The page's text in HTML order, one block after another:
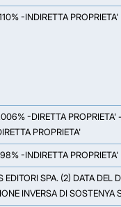
-INDIRETTA PROPRIETA'
-DIRETTA PROPRIETA' -
PROPRIETA'
-INDIRETTA PROPRIETA'
SPA. (2) DATA
INVERSA DI SOSTENYA